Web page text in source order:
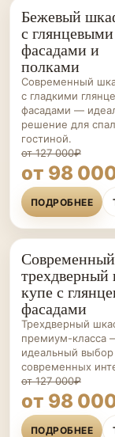
ШКАФЫ-
КУПЕ НА ЗАКАЗ
Бежевый
с глянцевыми
фасадами и
полками
Современный
с гладкими
фасадами —
решение для
гостиной.
от 127 000₽
от 98
ПОДРОБНЕЕ
ШКАФЫ-
КУПЕ НА
Современный
купе с
фасадами
Трехдверный
премиум-класса
идеальный
современных
от 127 000₽
от 98
ПОДРОБНЕЕ